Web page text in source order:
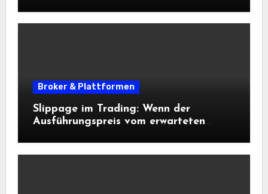
Broker & Plattformen
Slippage im Trading: Wenn der
Ausführungspreis vom erwarteten